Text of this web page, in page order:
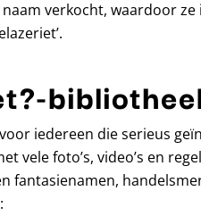
verkocht, waardoor
iedereen die serieus
vele foto’s, video’s en
fantasienamen,